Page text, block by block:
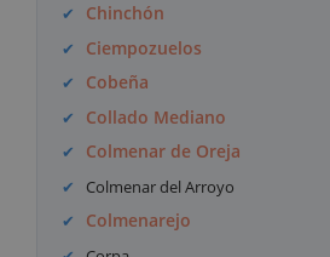
Chinchón
Ciempozuelos
Cobeña
Collado Mediano
Colmenar de Oreja
Colmenar del Arroyo
Colmenarejo